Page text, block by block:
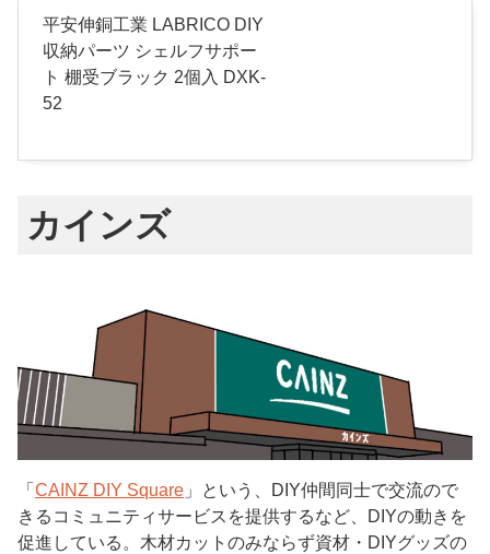
平安伸銅工業 LABRICO DIY
収納パーツ シェルフサポー
ト 棚受ブラック 2個入 DXK-
52
カインズ
「 CAINZ DIY Square 」という、DIY仲間同士で交流ので
きるコミュニティサービスを提供するなど、DIYの動きを
促進している。木材カットのみならず資材・DIYグッズの